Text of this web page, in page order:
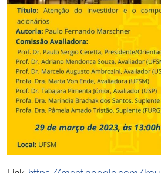
Ministério do Turismo
Ministério do Desenvolvimento Regional
Controladoria-Geral da União
Ministério da Mulher, da Família e dos Direitos
Secretaria-Geral